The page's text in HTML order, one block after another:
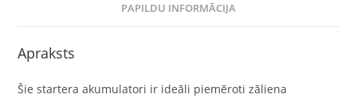
PAPILDU INFORMĀCIJA
Apraksts
Šie startera akumulatori ir ideāli piemēroti zāliena